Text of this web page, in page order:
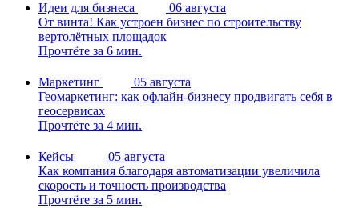
Идеи для бизнеса
06 августа
От винта! Как устроен бизнес по строительству
вертолётных площадок
Прочтёте за 6 мин.
Маркетинг
05 августа
Геомаркетинг: как офлайн-бизнесу продвигать себя в
геосервисах
Прочтёте за 4 мин.
Кейсы
05 августа
Как компания благодаря автоматизации увеличила
скорость и точность производства
Прочтёте за 5 мин.